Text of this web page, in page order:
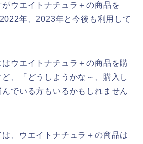
ウエイトナチュラ＋の商品を
年、2023年と今後も利用して
はウエイトナチュラ＋の商品を購
、「どうしようかな～、購入し
でいる方もいるかもしれません
、ウエイトナチュラ＋の商品は